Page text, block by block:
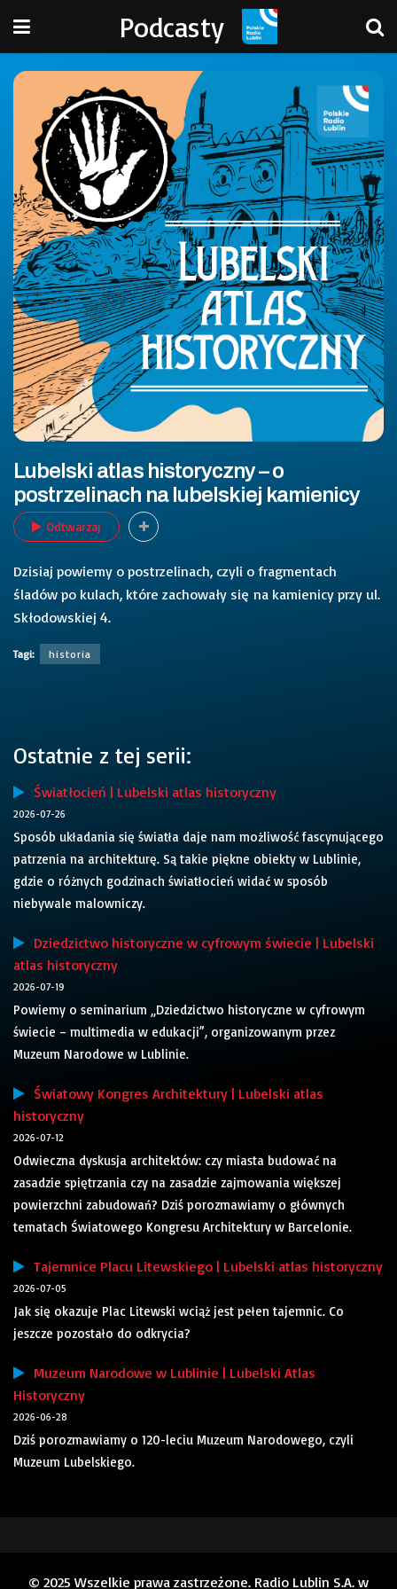
Podcasty
Lubelski atlas historyczny – o
postrzelinach na lubelskiej kamienicy
Odtwarzaj
Dzisiaj powiemy o postrzelinach, czyli o fragmentach
śladów po kulach, które zachowały się na kamienicy przy ul.
Skłodowskiej 4.
Tagi: historia
Ostatnie z tej serii:
Światłocień | Lubelski atlas historyczny
2026-07-26
Sposób układania się światła daje nam możliwość fascynującego
patrzenia na architekturę. Są takie piękne obiekty w Lublinie,
gdzie o różnych godzinach światłocień widać w sposób
niebywale malowniczy.
Dziedzictwo historyczne w cyfrowym świecie | Lubelski
atlas historyczny
2026-07-19
Powiemy o seminarium „Dziedzictwo historyczne w cyfrowym
świecie – multimedia w edukacji”, organizowanym przez
Muzeum Narodowe w Lublinie.
Światowy Kongres Architektury | Lubelski atlas
historyczny
2026-07-12
Odwieczna dyskusja architektów: czy miasta budować na
zasadzie spiętrzania czy na zasadzie zajmowania większej
powierzchni zabudowań? Dziś porozmawiamy o głównych
tematach Światowego Kongresu Architektury w Barcelonie.
Tajemnice Placu Litewskiego | Lubelski atlas historyczny
2026-07-05
Jak się okazuje Plac Litewski wciąż jest pełen tajemnic. Co
jeszcze pozostało do odkrycia?
Muzeum Narodowe w Lublinie | Lubelski Atlas
Historyczny
2026-06-28
Dziś porozmawiamy o 120-leciu Muzeum Narodowego, czyli
Muzeum Lubelskiego.
© 2025 Wszelkie prawa zastrzeżone. Radio Lublin S.A. w